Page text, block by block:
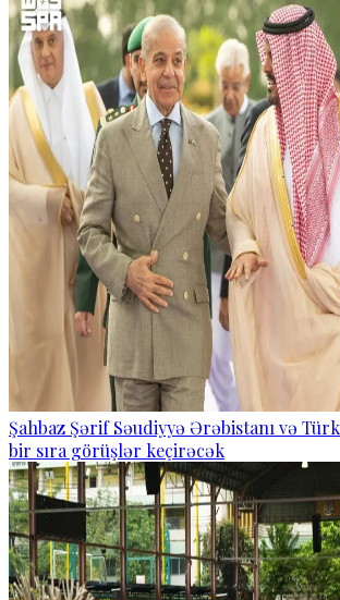
Şahbaz Şərif Səudiyyə Ərəbistanı və
bir sıra görüşlər keçirəcək